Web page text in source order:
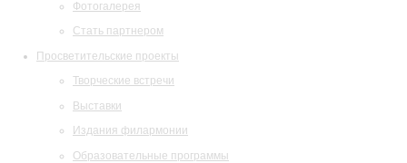
Фотогалерея
Стать партнером
Просветительские проекты
Творческие встречи
Выставки
Издания филармонии
Образовательные программы